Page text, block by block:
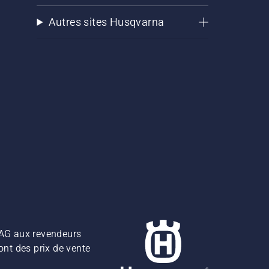
Autres sites Husqvarna
aux revendeurs
des prix de vente